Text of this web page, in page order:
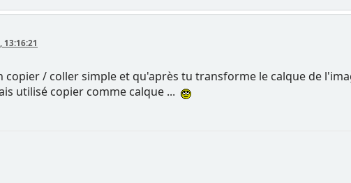
13:16:21
copier / coller simple et qu'après tu transforme le calque de
utilisé copier comme calque ...